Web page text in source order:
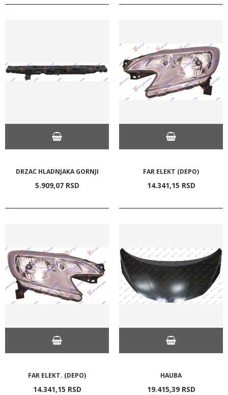
DRZAC HLADNJAKA GORNJI
5.909,07 RSD
FAR ELEKT (DEPO)
14.341,15 RSD
FAR ELEKT. (DEPO)
14.341,15 RSD
HAUBA
19.415,39 RSD